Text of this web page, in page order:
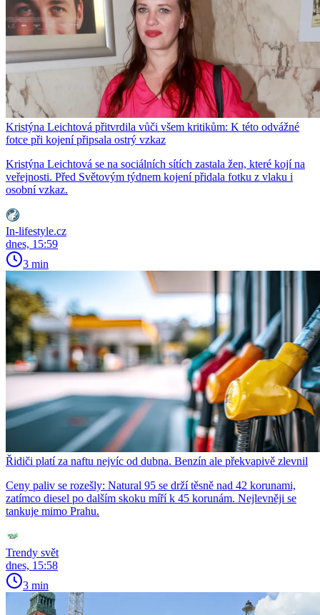
Kristýna Leichtová přitvrdila vůči všem kritikům: K této odvážné
fotce při kojení připsala ostrý vzkaz
Kristýna Leichtová se na sociálních sítích zastala žen, které kojí na
veřejnosti. Před Světovým týdnem kojení přidala fotku z vlaku i
osobní vzkaz.
In-lifestyle.cz
dnes, 15:59
3 min
Řidiči platí za naftu nejvíc od dubna. Benzín ale překvapivě zlevnil
Ceny paliv se rozešly: Natural 95 se drží těsně nad 42 korunami,
zatímco diesel po dalším skoku míří k 45 korunám. Nejlevněji se
tankuje mimo Prahu.
Trendy svět
dnes, 15:58
3 min